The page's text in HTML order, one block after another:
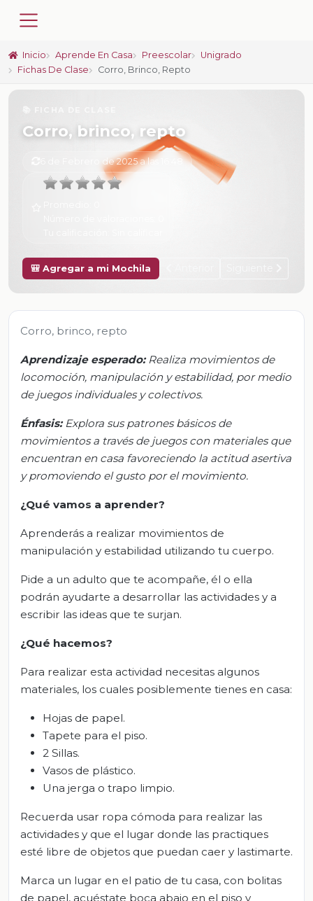
Inicio Aprende En Casa Preescolar
Unigrado
Fichas De Clase
Corro, Brinco, Repto
Corro, brinco, repto
6 de Febrero de 2025 a las 16:48
🎒 Agregar a mi Mochila
Corro, brinco, repto
Aprendizaje esperado:Realiza movimientos de
locomoción, manipulación y estabilidad, por medio
de juegos individuales y colectivos.
Énfasis:Explora sus patrones básicos de
movimientos a través de juegos con materiales que
encuentran en casa favoreciendo la actitud asertiva
y promoviendo el gusto por el movimiento.
¿Qué vamos a aprender?
Aprenderás a realizar movimientos de
manipulación y estabilidad utilizando tu cuerpo.
Pide a un adulto que te acompañe, él o ella
podrán ayudarte a desarrollar las actividades y a
escribir las ideas que te surjan.
¿Qué hacemos?
Para realizar esta actividad necesitas algunos
materiales, los cuales posiblemente tienes en casa:
Hojas de papel.
Tapete para el piso.
2 Sillas.
Vasos de plástico.
Una jerga o trapo limpio.
Recuerda usar ropa cómoda para realizar las
actividades y que el lugar donde las practiques
esté libre de objetos que puedan caer y lastimarte.
Marca un lugar en el patio de tu casa, con bolitas
de papel, acuéstate boca abajo en el piso y